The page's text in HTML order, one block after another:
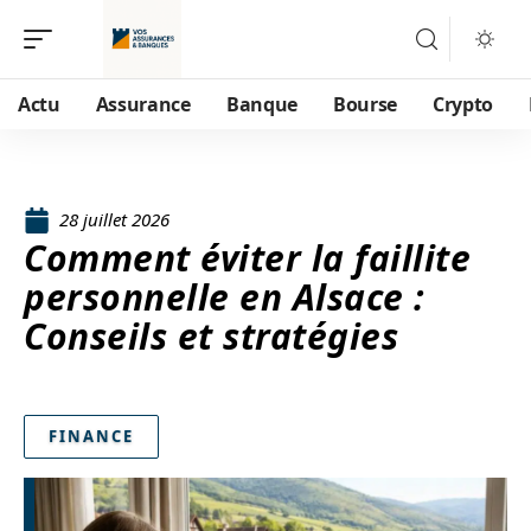
Actu Assurance Banque Bourse Crypto
28 juillet 2026
Comment éviter la faillite
personnelle en Alsace :
Conseils et stratégies
FINANCE